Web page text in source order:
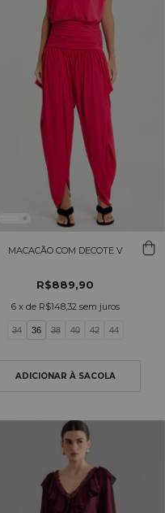
MACACÃO COM DECOTE V
R$889,90
6 x de R$148,32 sem juros
34 36 38 40 42 44